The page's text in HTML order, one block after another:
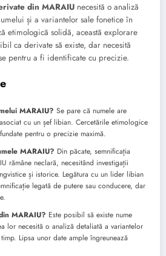
din MARAIU necesită o analiză
și a variantelor sale fonetice în
etimologică solidă, această explorare
ca derivate să existe, dar necesită
pentru a fi identificate cu precizie.
MARAIU? Se pare că numele are
cu un șef libian. Cercetările etimologice
pentru o precizie maximă.
MARAIU? Din păcate, semnificația
rămâne neclară, necesitând investigații
și istorice. Legătura cu un lider libian
legată de putere sau conducere, dar
MARAIU? Este posibil să existe nume
lor necesită o analiză detaliată a variantelor
Lipsa unor date ample îngreunează